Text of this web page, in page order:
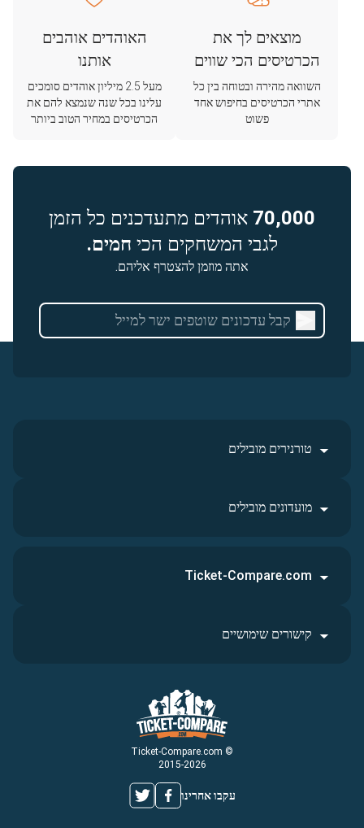
מוצאים לך את
הכרטיסים הכי שווים
השוואה מהירה ובטוחה בין כל
אתרי הכרטיסים בחיפוש אחד
פשוט
האוהדים אוהבים
אותנו
מעל 2.5 מיליון אוהדים סומכים
עלינו בכל שנה שנמצא להם את
הכרטיסים במחיר הטוב ביותר
70,000 אוהדים מתעדכנים כל הזמן
לגבי המשחקים הכי חמים.
אתה מוזמן להצטרף אליהם.
טורנירים מובילים
מועדונים מובילים
© Ticket-Compare.com
2015-2026
עקבו אחרינו
Ticket-Compare.com
קישורים שימושיים